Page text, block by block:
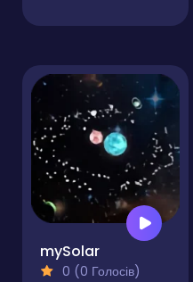
mySolar
0 (0 Голосів)